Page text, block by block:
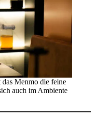
Menmo die feine
auch im Ambiente